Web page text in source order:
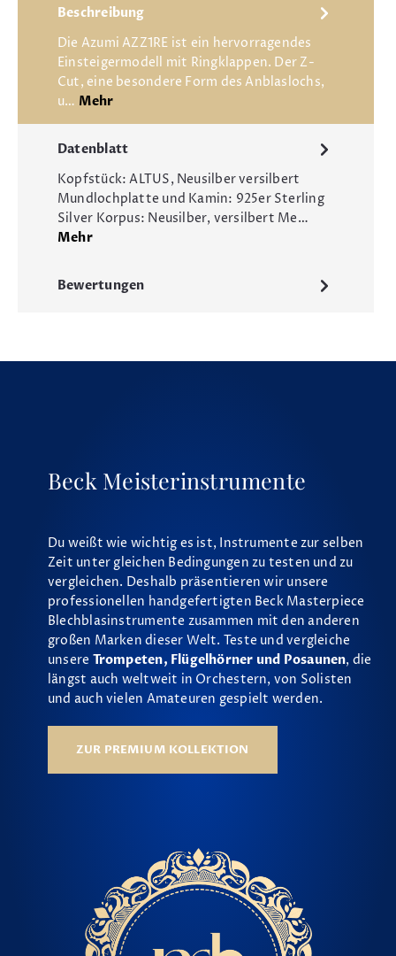
Beschreibung
Die Azumi AZZ1RE ist ein hervorragendes
Einsteigermodell mit Ringklappen. Der Z-
Cut, eine besondere Form des Anblaslochs,
u… Mehr
Datenblatt
Kopfstück: ALTUS, Neusilber versilbert
Mundlochplatte und Kamin: 925er Sterling
Silver Korpus: Neusilber, versilbert Me…
Mehr
Bewertungen
Beck Meisterinstrumente
Du weißt wie wichtig es ist, Instrumente zur selben
Zeit unter gleichen Bedingungen zu testen und zu
vergleichen. Deshalb präsentieren wir unsere
professionellen handgefertigten Beck Masterpiece
Blechblasinstrumente zusammen mit den anderen
großen Marken dieser Welt. Teste und vergleiche
unsere Trompeten, Flügelhörner und Posaunen, die
längst auch weltweit in Orchestern, von Solisten
und auch vielen Amateuren gespielt werden.
ZUR PREMIUM KOLLEKTION